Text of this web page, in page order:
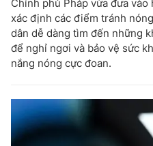
Chính phủ Pháp vừa đưa
xác định các điểm tránh
dân dễ dàng tìm đến những
để nghỉ ngơi và bảo vệ sức
nắng nóng cực đoan.